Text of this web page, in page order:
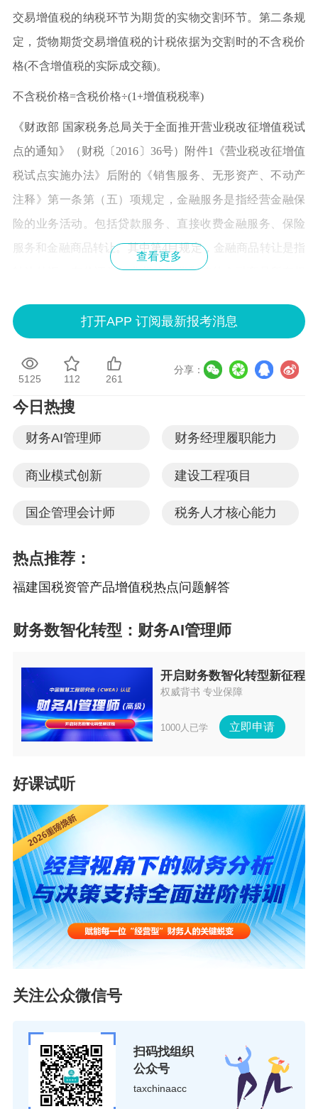
交易增值税的纳税环节为期货的实物交割环节。第二条规
定，货物期货交易增值税的计税依据为交割时的不含税价
格(不含增值税的实际成交额)。
不含税价格=含税价格÷(1+增值税税率)
《财政部 国家税务总局关于全面推开营业税改征增值税试
点的通知》（财税〔2016〕36号）附件1《营业税改征增值
税试点实施办法》后附的《销售服务、无形资产、不动产
注释》第一条第（五）项规定，金融服务是指经营金融保
险的业务活动。包括贷款服务、直接收费金融服务、保险
服务和金融商品转让。其中第4目规定，金融商品转让是指
转让外汇、有价证券、非货物期货和其他金融商品所有权
品等各类资产管理产品和各种金融衍生品的转让。
纳增值税，未发生实物交割的，取得的平仓收益不属于非
货物期货的范围，不需要按金融商品转让缴纳增值税。原
义，可以参考。
原福建国税
税热点问题解答》
十四、转让货物期货如何缴纳增值税？
答：根据财税[2016]36号，货物期货不属于金融商品，对于
销售货物征收增值税，税率17%。因此，商品期货不管是
到期交割，还是未到期买卖或平仓都不按金融商品转让增
值税。
国家税务总局12366纳税服务平台2019年2月26日陕西省税
务局对于“货物期货平仓收益是否缴纳增值税”的答复。
问题内容：根据规定，货物期货在实务交割环节缴纳增值
税，那不进行实物交割，只买卖货物期货合约取得的平仓
收益，是否缴纳增值税？法律依据是？谢谢
答复内容：
复：
您好！您提交的问题已收悉，现针对您所提供的信息回复
如下：
不进行实物交割，只买卖货物期货合约取得的平仓收益时
查看更多
打开APP 订阅最新报考消息
5125 112 261
分享：
今日热搜
财务AI管理师 财务经理履职能力
商业模式创新 建设工程项目
国企管理会计师 税务人才核心能力
热点推荐：
福建国税资管产品增值税热点问题解答
财务数智化转型：财务AI管理师
开启财务数智化转型新征程
权威背书 专业保障
1000人已学 立即申请
好课试听
关注公众微信号
扫码找组织
公众号
taxchinaacc